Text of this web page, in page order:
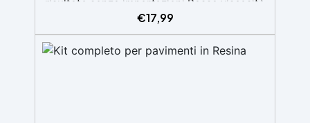
risultato senza imperfezioni Bassa viscosità
per colate senza bolle, compatibile con
legno, silicone, vetro, metallo e altri
materiali. Certificata post-catalisi atossica e
sicura per il contatto con la pelle, Bpa Free e
€17,99